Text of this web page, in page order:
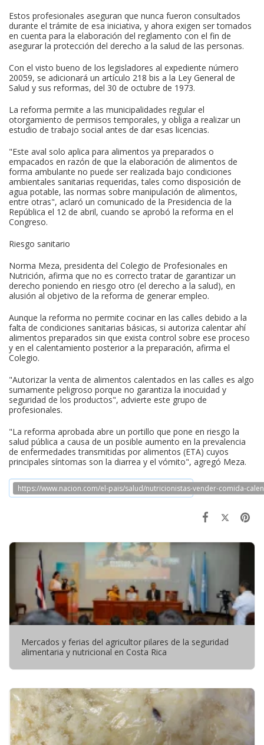
Estos profesionales aseguran que nunca fueron consultados
durante el trámite de esa iniciativa, y ahora exigen ser tomados
en cuenta para la elaboración del reglamento con el fin de
asegurar la protección del derecho a la salud de las personas.
Con el visto bueno de los legisladores al expediente número
20059, se adicionará un artículo 218 bis a la Ley General de
Salud y sus reformas, del 30 de octubre de 1973.
La reforma permite a las municipalidades regular el
otorgamiento de permisos temporales, y obliga a realizar un
estudio de trabajo social antes de dar esas licencias.
"Este aval solo aplica para alimentos ya preparados o
empacados en razón de que la elaboración de alimentos de
forma ambulante no puede ser realizada bajo condiciones
ambientales sanitarias requeridas, tales como disposición de
agua potable, las normas sobre manipulación de alimentos,
entre otras", aclaró un comunicado de la Presidencia de la
República el 12 de abril, cuando se aprobó la reforma en el
Congreso.
Riesgo sanitario
Norma Meza, presidenta del Colegio de Profesionales en
Nutrición, afirma que no es correcto tratar de garantizar un
derecho poniendo en riesgo otro (el derecho a la salud), en
alusión al objetivo de la reforma de generar empleo.
Aunque la reforma no permite cocinar en las calles debido a la
falta de condiciones sanitarias básicas, si autoriza calentar ahí
alimentos preparados sin que exista control sobre ese proceso
y en el calentamiento posterior a la preparación, afirma el
Colegio.
"Autorizar la venta de alimentos calentados en las calles es algo
sumamente peligroso porque no garantiza la inocuidad y
seguridad de los productos", advierte este grupo de
profesionales.
"La reforma aprobada abre un portillo que pone en riesgo la
salud pública a causa de un posible aumento en la prevalencia
de enfermedades transmitidas por alimentos (ETA) cuyos
principales síntomas son la diarrea y el vómito", agregó Meza.
https://www.nacion.com/el-pais/salud/nutricionistas-vender-comida-
Mercados y ferias del agricultor pilares de la seguridad
alimentaria y nutricional en Costa Rica